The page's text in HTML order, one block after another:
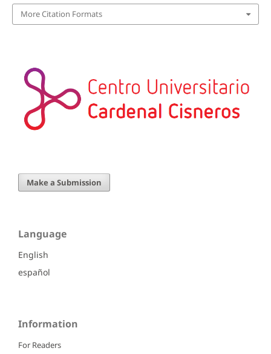
More Citation Formats
Make a Submission
Language
English
español
Information
For Readers